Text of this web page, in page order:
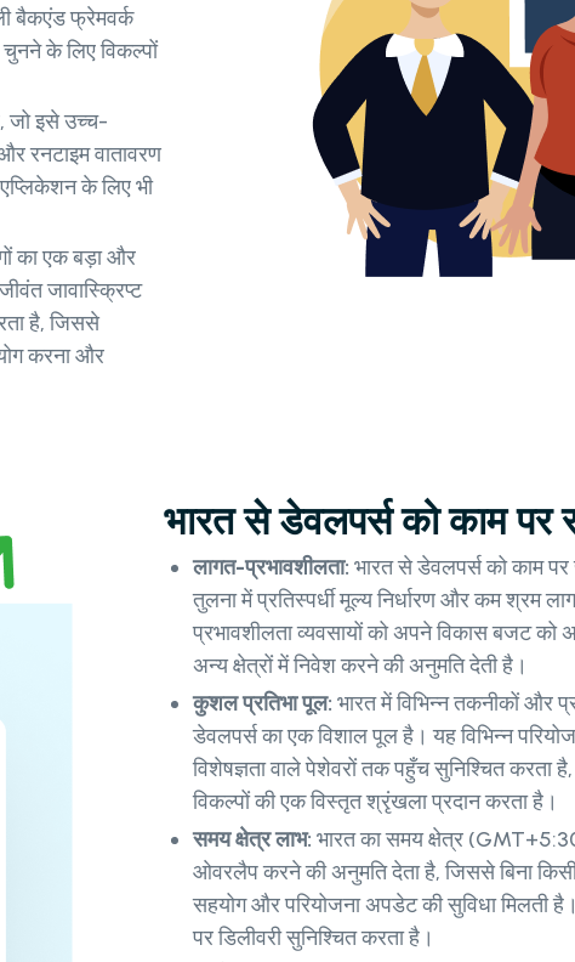
बैकएंड फ्रेमवर्क
के लिए विकल्पों
जो इसे उच्च-
रनटाइम वातावरण
के लिए भी
का एक बड़ा और
जावास्क्रिप्ट
है, जिससे
करना और
भारत से डेवलपर्स को काम
लागत-प्रभावशीलता: भारत से डेवलपर्स को काम
तुलना में प्रतिस्पर्धी मूल्य निर्धारण और कम श्रम
प्रभावशीलता व्यवसायों को अपने विकास बजट
अन्य क्षेत्रों में निवेश करने की अनुमति देती है।
कुशल प्रतिभा पूल: भारत में विभिन्न तकनीकों और
डेवलपर्स का एक विशाल पूल है। यह विभिन्न
विशेषज्ञता वाले पेशेवरों तक पहुँच सुनिश्चित करता
विकल्पों की एक विस्तृत श्रृंखला प्रदान करता है।
समय क्षेत्र लाभ: भारत का समय क्षेत्र
ओवरलैप करने की अनुमति देता है, जिससे बिना
सहयोग और परियोजना अपडेट की सुविधा
पर डिलीवरी सुनिश्चित करता है।